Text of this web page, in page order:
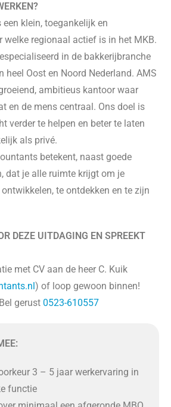
klein, toegankelijk en
welke regionaal actief is in het MKB.
in de bakkerijbranche
heel Oost en Noord Nederland. AMS
ambitieus kantoor waar
en de mens centraal. Ons doel is
verder te helpen en beter te laten
als privé.
betekent, naast goede
dat je alle ruimte krijgt om je
te ontdekken en te zijn
DEZE UITDAGING EN SPREEKT
met CV aan de heer C. Kuik
) of loop gewoon binnen!
gerust 0523-610557
3 – 5 jaar werkervaring in
functie